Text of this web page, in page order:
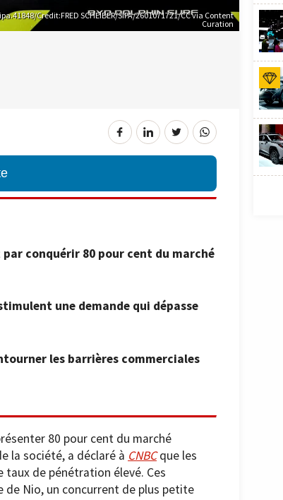
Credit:FRED SCHEIBER/SIPA/2601071721/CC via Content
Curation
conquérir 80 pour cent du marché
une demande qui dépasse
les barrières commerciales
80 pour cent du marché
la société, a déclaré à CNBCque les
de pénétration élevé. Ces
Nio, un concurrent de plus petite